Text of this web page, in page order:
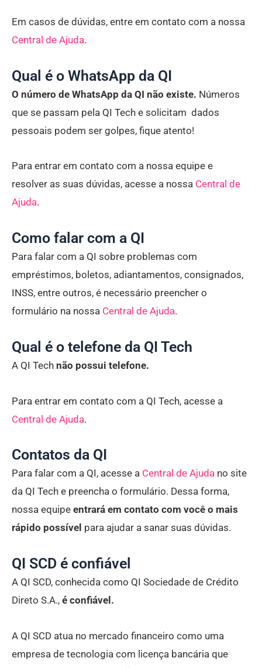
Em casos de dúvidas, entre em contato com a nossa
Central de Ajuda.
Qual é o WhatsApp da QI
O número de WhatsApp da QI não existe. Números
que se passam pela QI Tech e solicitam dados
pessoais podem ser golpes, fique atento!
Para entrar em contato com a nossa equipe e
resolver as suas dúvidas, acesse a nossa Central de
Ajuda.
Como falar com a QI
Para falar com a QI sobre problemas com
empréstimos, boletos, adiantamentos, consignados,
INSS, entre outros, é necessário preencher o
formulário na nossa Central de Ajuda.
Qual é o telefone da QI Tech
A QI Tech não possui telefone.
Para entrar em contato com a QI Tech, acesse a
Central de Ajuda.
Contatos da QI
Para falar com a QI, acesse a Central de Ajuda no site
da QI Tech e preencha o formulário. Dessa forma,
nossa equipe entrará em contato com você o mais
rápido possível para ajudar a sanar suas dúvidas.
QI SCD é confiável
A QI SCD, conhecida como QI Sociedade de Crédito
Direto S.A., é confiável.
A QI SCD atua no mercado financeiro como uma
empresa de tecnologia com licença bancária que